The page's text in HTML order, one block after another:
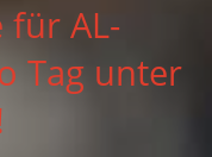
AL-
Tag unter